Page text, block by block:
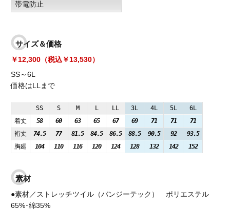
帯電防止
サイズ＆価格
￥12,300（税込￥13,530）
SS～6L
価格はLLまで
SS S M L LL 3L 4L 5L
6L
着丈
58 60 63 65 67 69 71 71
71
裄丈
74.5 77 81.5 84.5 86.5 88.5 90.5 92
93.5
胸廻
104 110 116 120 124 128 132 142 152
素材
●素材／ストレッチツイル（バンジーテック） ポリエステル
65%･綿35%